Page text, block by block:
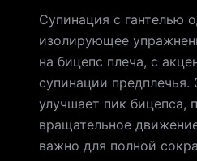
Супинация с гантелью
изолирующее
на бицепс плеча, с
супинации
улучшает пик бицепса,
вращательное
важно для полной